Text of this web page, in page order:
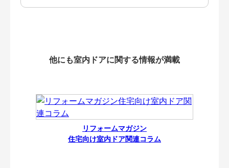
他にも室内ドアに関する情報が満載
リフォームマガジン
住宅向け室内ドア関連コラム